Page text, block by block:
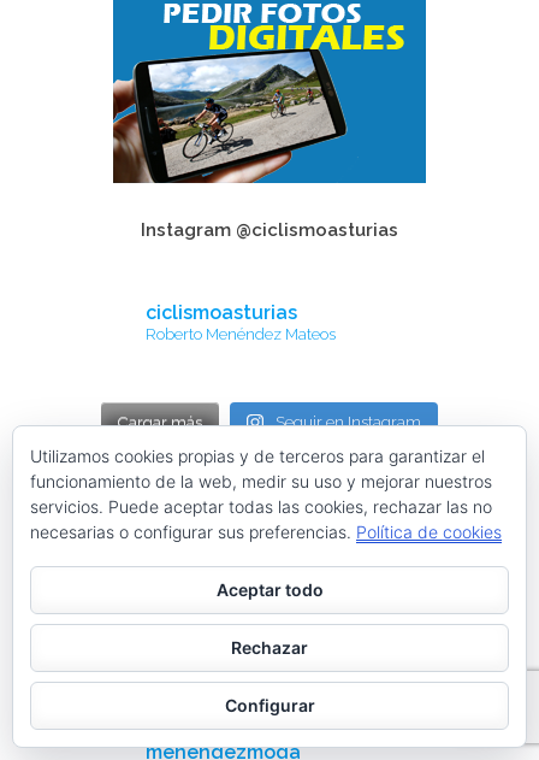
Instagram @ciclismoasturias
ciclismoasturias
Roberto Menéndez Mateos
Cargar más Seguir en Instagram
Tweets by ciclismoasturia
TODAS NUESTRAS PÁGINAS WEB
Instagram @menendezmoda
menendezmoda
Utilizamos cookies propias y de terceros para garantizar el
funcionamiento de la web, medir su uso y mejorar nuestros
servicios. Puede aceptar todas las cookies, rechazar las no
necesarias o configurar sus preferencias. Política de cookies
Aceptar todo
Rechazar
Configurar